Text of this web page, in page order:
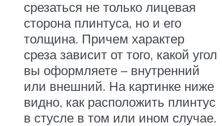
срезаться не только лицевая
сторона плинтуса, но и его
толщина. Причем характер
среза зависит от того, какой угол
вы оформляете – внутренний
или внешний. На картинке ниже
видно, как расположить плинтус
в стусле в том или ином случае.